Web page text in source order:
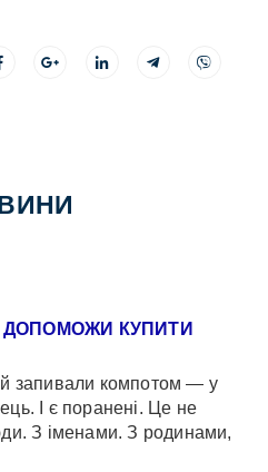
ДОПОМОЖИ КУПИТИ
запивали компотом — у
І є поранені. Це не
З іменами. З родинами,